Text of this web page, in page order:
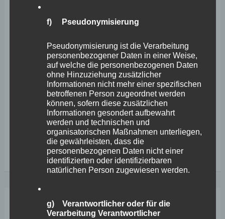
Umsetzung der Corona-Regeln hängt von der Akzeptanz
der Beteiligten ab MAINZ. Kleine Anfrage mit großer
Wirkung: Im Landtag hatte der rechtspolitische Sprecher
der FREIE WÄHLER-Landtagsfraktion Stephan
Wefelscheid nachgefragt, wie es um die Kontrolle der
Um- und Durchsetzung von 3G-Regeln im Land steht.
Gastronomie
Weiterlesen
f) Pseudonymisierung
Pseudonymisierung ist die Verarbeitung
personenbezogener Daten in einer Weise,
auf welche die personenbezogenen Daten
ohne Hinzuziehung zusätzlicher
Informationen nicht mehr einer spezifischen
betroffenen Person zugeordnet werden
können, sofern diese zusätzlichen
Informationen gesondert aufbewahrt
werden und technischen und
organisatorischen Maßnahmen unterliegen,
die gewährleisten, dass die
personenbezogenen Daten nicht einer
identifizierten oder identifizierbaren
natürlichen Person zugewiesen werden.
g) Verantwortlicher oder für die
Verarbeitung Verantwortlicher